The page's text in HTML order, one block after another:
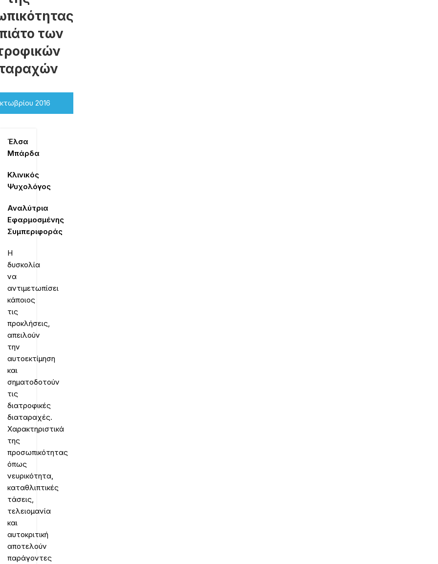
των
2016
Έλσα
Μπάρδα
Κλινικός
Ψυχολόγος
Αναλύτρια
Εφαρμοσμένης
Συμπεριφοράς
Η
δυσκολία
να
αντιμετωπίσει
κάποιος
τις
προκλήσεις,
απειλούν
την
αυτοεκτίμηση
και
σηματοδοτούν
τις
διατροφικές
διαταραχές.
Χαρακτηριστικά
της
προσωπικότητας
όπως
νευρικότητα,
καταθλιπτικές
τάσεις,
τελειομανία
και
αυτοκριτική
αποτελούν
παράγοντες